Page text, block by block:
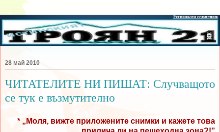
28 май 2010
ЧИТАТЕЛИТЕ НИ ПИШАТ: Случващото
се тук е възмутително
* „Моля, вижте приложените снимки и кажете това